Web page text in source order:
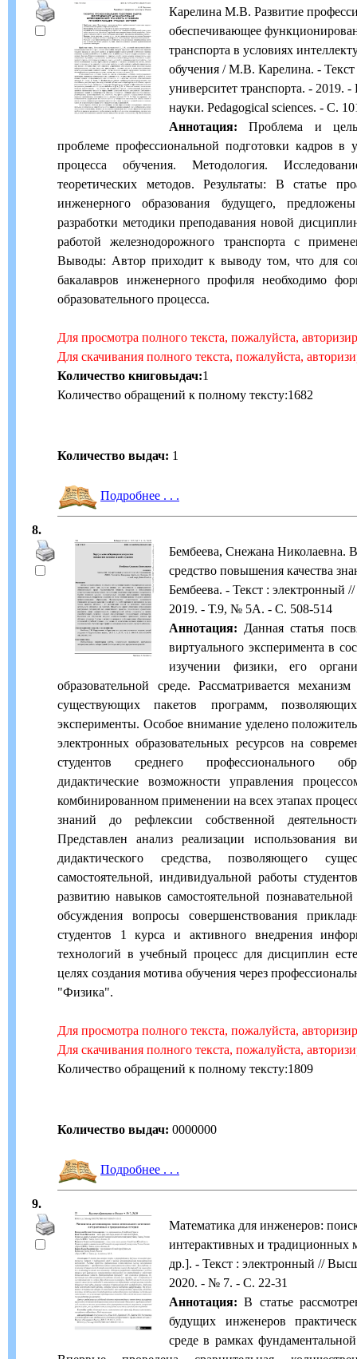
Карелина М.В. Развитие
обеспечивающее
транспорта в условиях
обучения / М.В. Карелина. -
университет транспорта. - 2019. -
науки. Pedagogical sciences. - С.
Аннотация: Проблема и
проблеме профессиональной подготовки кадров в
процесса обучения. Методология.
теоретических методов. Результаты: В статье
инженерного образования будущего,
разработки методики преподавания новой
работой железнодорожного транспорта с
Выводы: Автор приходит к выводу том, что для
бакалавров инженерного профиля необходимо
образовательного процесса.
Для просмотра полного текста, пожалуйста,
Для скачивания полного текста, пожалуйста,
Количество книговыдач:1
Количество обращений к полному тексту:1682
Количество выдач: 1
Подробнее . . .
8.
Бембеева, Снежана Николаевна.
средство повышения качества
Бембеева. - Текст : электронный
2019. - Т.9, № 5А. - С. 508-514
Аннотация: Данная статья
виртуального эксперимента в
изучении физики, его
образовательной среде. Рассматривается
существующих пакетов программ,
эксперименты. Особое внимание уделено
электронных образовательных ресурсов на
студентов среднего профессионального
дидактические возможности управления
комбинированном применении на всех этапах
знаний до рефлексии собственной
Представлен анализ реализации использования
дидактического средства, позволяющего
самостоятельной, индивидуальной работы
развитию навыков самостоятельной
обсуждения вопросы совершенствования
студентов 1 курса и активного внедрения
технологий в учебный процесс для дисциплин
целях создания мотива обучения через
"Физика".
Для просмотра полного текста, пожалуйста,
Для скачивания полного текста, пожалуйста,
Количество обращений к полному тексту:1809
Количество выдач: 0000000
Подробнее . . .
9.
Математика для инженеров:
интерактивных и традиционных
др.]. - Текст : электронный //
2020. - № 7. - С. 22-31
Аннотация: В статье
будущих инженеров
среде в рамках